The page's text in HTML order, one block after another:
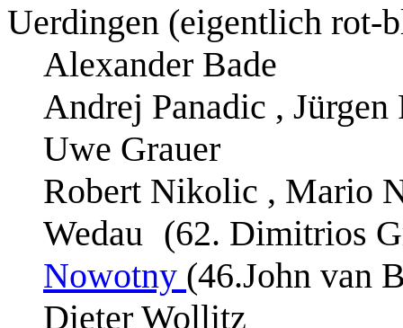
Uerdingen (eigentlich rot-
Alexander Bade
Andrej Panadic , Jürgen
Uwe Grauer
Robert Nikolic , Mario
Wedau (62. Dimitrios
Nowotny (46.John van
Dieter Wollitz